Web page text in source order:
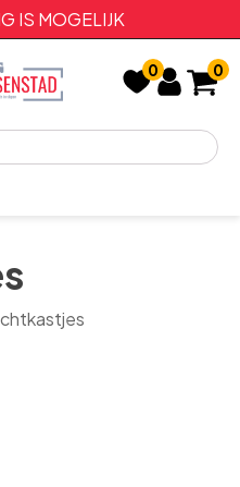
IS MOGELIJK
0 0